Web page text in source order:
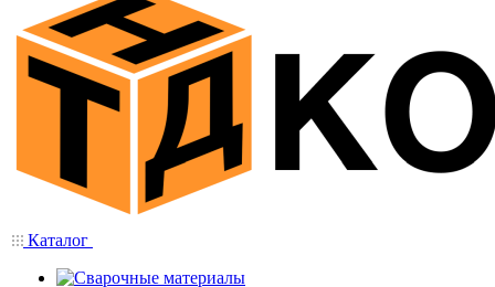
Каталог